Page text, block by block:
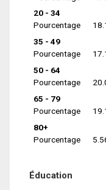
20 - 34
Pourcentage
35 - 49
Pourcentage
50 - 64
Pourcentage
65 - 79
Pourcentage
80+
Pourcentage
Éducation